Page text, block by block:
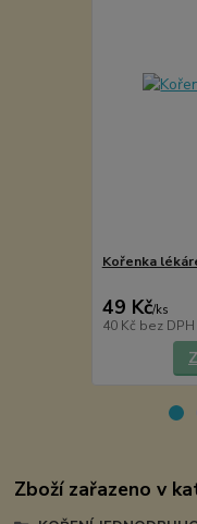
Kořenka
49 Kč/ks
40 Kč bez DPH
Zboží zařazeno v